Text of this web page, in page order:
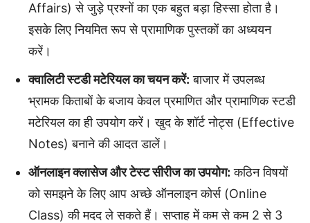
Affairs) से जुड़े प्रश्नों का एक बहुत बड़ा हिस्सा होता है।
इसके लिए नियमित रूप से प्रामाणिक पुस्तकों का अध्ययन
करें।
क्वालिटी स्टडी मटेरियल का चयन करें: बाजार में उपलब्ध
भ्रामक किताबों के बजाय केवल प्रमाणित और प्रामाणिक स्टडी
मटेरियल का ही उपयोग करें। खुद के शॉर्ट नोट्स (Effective
Notes) बनाने की आदत डालें।
ऑनलाइन क्लासेज और टेस्ट सीरीज का उपयोग: कठिन विषयों
को समझने के लिए आप अच्छे ऑनलाइन कोर्स (Online
Class) की मदद ले सकते हैं। सप्ताह में कम से कम 2 से 3